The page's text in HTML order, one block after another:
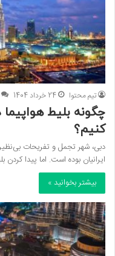
تیم محتوا 24 خرداد 1404
چگونه بلیط
کنیم؟
دبی، شهر تجمل و تفریحات
ایرانیان بوده است. اما پیدا کردن
بیشتر بخوانید »